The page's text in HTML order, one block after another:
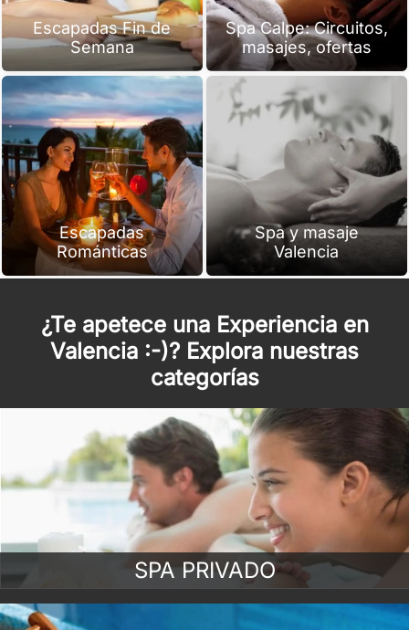
Escapadas Fin de
Semana
Spa Calpe: Circuitos,
masajes, ofertas
Escapadas
Románticas
Spa y masaje
Valencia
¿Te apetece una Experiencia en
Valencia :-)? Explora nuestras
categorías
SPA PRIVADO